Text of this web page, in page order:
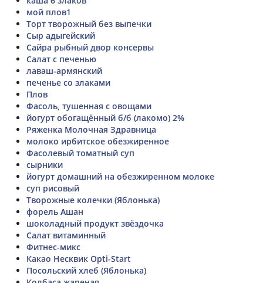
мой плов1
Торт творожный без выпечки
Сыр адыгейский
Сайра рыбный двор консервы
Салат с печенью
лаваш-армянский
печенье со злаками
Плов
Фасоль, тушенная с овощами
йогурт обогащённый б/б (лакомо) 2%
Ряженка Молочная Здравница
молоко ирбитское обезжиренное
Фасолевый томатный суп
сырники
йогурт домашний на обезжиренном молоке
суп рисовый
Творожные колечки (Яблонька)
форель Ашан
шоколадный продукт звёздочка
Салат витаминный
Фитнес-микс
Какао Несквик Opti-Start
Посольский хлеб (Яблонька)